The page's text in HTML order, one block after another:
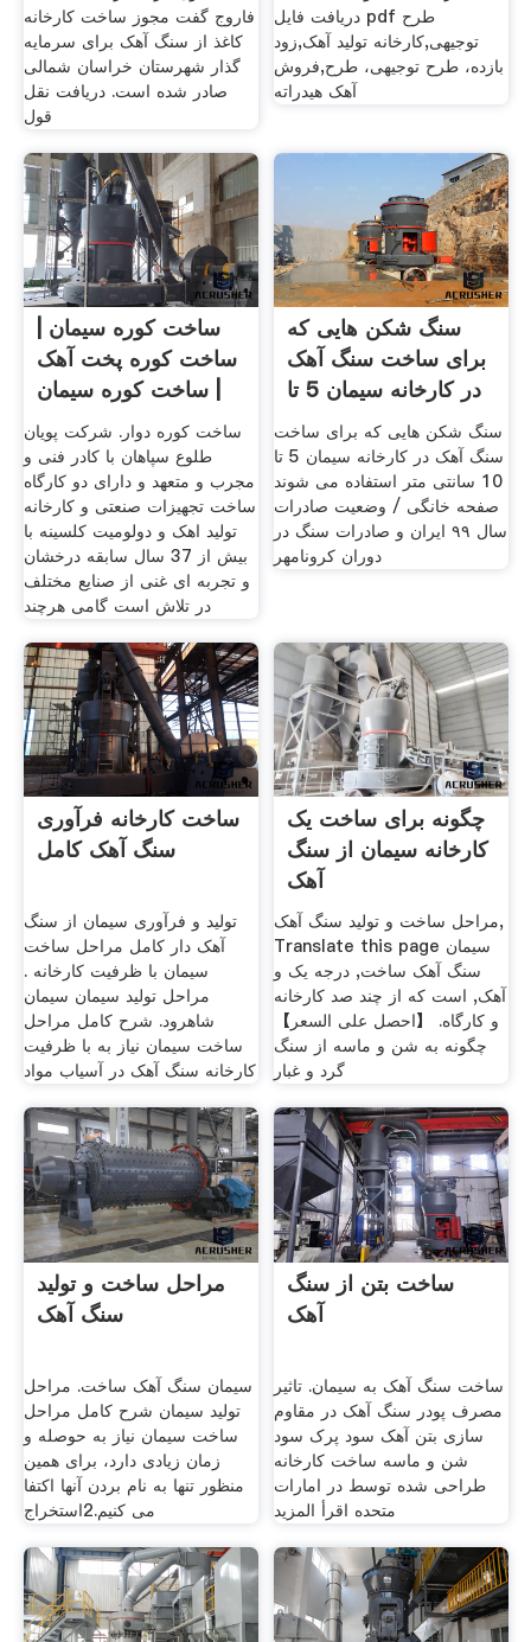
فاروج گفت مجوز ساخت کارخانه
کاغذ از سنگ آهک برای سرمایه‌
گذار شهرستان خراسان شمالی
صادر شده است. دریافت نقل
قول
دریافت فایل pdf طرح
توجیهی,کارخانه تولید آهک,زود
بازده، طرح توجیهی، طرح,فروش
آهک هیدراته
ساخت کوره سیمان |
ساخت کوره پخت آهک
| ساخت کوره سیمان
ساخت کوره دوار. شرکت پویان
طلوع سپاهان با کادر فنی و
مجرب و متعهد و دارای دو کارگاه
ساخت تجهیزات صنعتی و کارخانه
تولید اهک و دولومیت کلسینه با
بیش از 37 سال سابقه درخشان
و تجربه ای غنی از صنایع مختلف
در تلاش است گامی هرچند
سنگ شکن هایی که
برای ساخت سنگ آهک
در کارخانه سیمان 5 تا
10
سنگ شکن هایی که برای ساخت
سنگ آهک در کارخانه سیمان 5 تا
10 سانتی متر استفاده می شوند
صفحه خانگی / وضعیت صادرات
سال ۹۹ ایران و صادرات سنگ در
دوران کرونامهر
ساخت کارخانه فرآوری
سنگ آهک کامل
تولید و فرآوری سیمان از سنگ
آهک دار کامل مراحل ساخت
سیمان با ظرفیت کارخانه .
مراحل تولید سیمان سیمان
شاهرود. شرح کامل مراحل
ساخت سيمان نياز به با ظرفيت
کارخانه سنگ آهک در آسياب مواد
چگونه برای ساخت یک
کارخانه سیمان از سنگ
آهک
مراحل ساخت و تولید سنگ آهک,
Translate this page سیمان
سنگ آهک ساخت, درجه یک و
آهک, است که از چند صد کارخانه
و کارگاه. 【احصل على السعر】
چگونه به شن و ماسه از سنگ
گرد و غبار
مراحل ساخت و تولید
سنگ آهک
سیمان سنگ آهک ساخت. مراحل
تولید سیمان شرح کامل مراحل
ساخت سيمان نياز به حوصله و
زمان زيادى دارد، براى همين
منظور تنها به نام بردن آنها اکتفا
مى کنيم.2استخراج
ساخت بتن از سنگ
آهک
ساخت سنگ آهک به سیمان. تاثیر
مصرف پودر سنگ آهک در مقاوم
سازی بتن آهک سود پرک سود
شن و ماسه ساخت کارخانه
طراحی شده توسط در امارات
متحده اقرأ المزيد